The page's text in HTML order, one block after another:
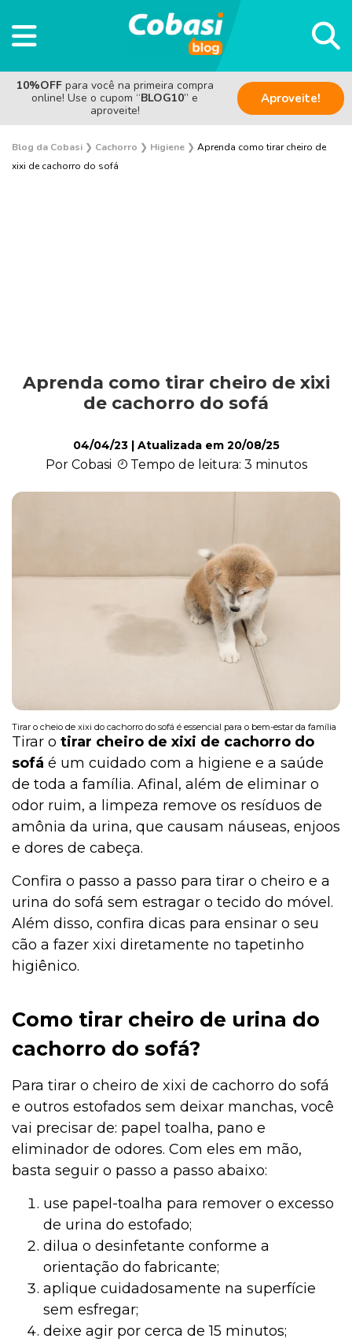
10%OFF para você na primeira compra
online! Use o cupom “BLOG10” e
aproveite!
Aproveite!
Blog da Cobasi ❯ Cachorro ❯ Higiene ❯ Aprenda como tirar cheiro de
xixi de cachorro do sofá
Saúde
Roedores
Quiz
Pesquisas e Curiosidades Cobasi
Peixes
Outros Pets
Mamíferos
Jardinagem
Institucional
Higiene
Aprenda como tirar cheiro de xixi
de cachorro do sofá
04/04/23| Atualizada em 20/08/25
Por Cobasi Tempo de leitura: 3 minutos
Tirar o cheio de xixi do cachorro do sofá é essencial para o bem-estar da família
Tirar o tirar cheiro de xixi de cachorro do
sofá é um cuidado com a higiene e a saúde
de toda a família. Afinal, além de eliminar o
odor ruim, a limpeza remove os resíduos de
amônia da urina, que causam náuseas, enjoos
e dores de cabeça.
Confira o passo a passo para tirar o cheiro e a
urina do sofá sem estragar o tecido do móvel.
Além disso, confira dicas para ensinar o seu
cão a fazer xixi diretamente no tapetinho
higiênico.
Como tirar cheiro de urina do
cachorro do sofá?
Para tirar o cheiro de xixi de cachorro do sofá
e outros estofados sem deixar manchas, você
vai precisar de: papel toalha, pano e
eliminador de odores. Com eles em mão,
basta seguir o passo a passo abaixo:
use papel-toalha para remover o excesso
de urina do estofado;
dilua o desinfetante conforme a
orientação do fabricante;
aplique cuidadosamente na superfície
sem esfregar;
deixe agir por cerca de 15 minutos;